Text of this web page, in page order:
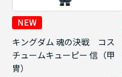
キングダム 魂の決戦 コス
チュームキューピー 信（甲
冑）